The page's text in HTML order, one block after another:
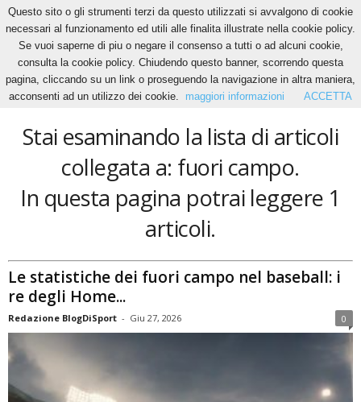
Home Tags Fuori campo
fuori campo
Stai esaminando la lista di articoli
collegata a: fuori campo.
In questa pagina potrai leggere 1
articoli.
Le statistiche dei fuori campo nel baseball: i
re degli Home...
Redazione BlogDiSport - Giu 27, 2026 0
Questo sito o gli strumenti terzi da questo utilizzati si avvalgono di cookie
necessari al funzionamento ed utili alle finalita illustrate nella cookie policy.
Se vuoi saperne di piu o negare il consenso a tutti o ad alcuni cookie,
consulta la cookie policy. Chiudendo questo banner, scorrendo questa
pagina, cliccando su un link o proseguendo la navigazione in altra maniera,
acconsenti ad un utilizzo dei cookie.
maggiori informazioni ACCETTA